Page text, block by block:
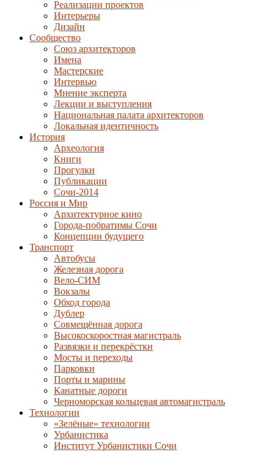
Реализации проектов
Интерьеры
Дизайн
Сообщество
Союз архитекторов
Имена
Мастерские
Интервью
Мнение эксперта
Лекции и выступления
Национальная палата архитекторов
Локальная идентичность
История
Археология
Книги
Прогулки
Публикации
Сочи-2014
Россия и Мир
Архитектурное кино
Города-побратимы Сочи
Концепции будущего
Транспорт
Автобусы
Железная дорога
Вело-СИМ
Вокзалы
Обход города
Дублер
Совмещённая дорога
Высокоскоростная магистраль
Развязки и перекрёстки
Мосты и переходы
Парковки
Порты и марины
Канатные дороги
Черноморская кольцевая автомагистраль
Технологии
«Зелёные» технологии
Урбанистика
Институт Урбанистики Сочи